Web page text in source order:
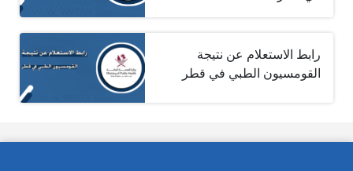
رابط الاستعلام عن نتيجة
القومسيون الطبي في قطر